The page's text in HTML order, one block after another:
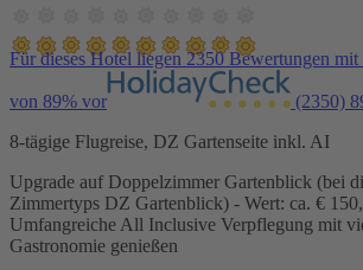
Für dieses Hotel liegen 2350 Bewertungen
von 89% vor (2350)
8-tägige Flugreise, DZ Gartenseite inkl. AI
Upgrade auf Doppelzimmer Gartenblick (bei
Zimmertyps DZ Gartenblick) - Wert: ca. €
Umfangreiche All Inclusive Verpflegung mit
Gastronomie genießen